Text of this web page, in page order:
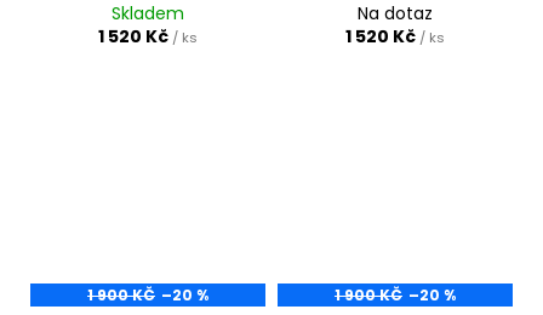
Skladem
1 520 Kč / ks
Na dotaz
1 520 Kč / ks
1 900 KČ –20 % 1 900 KČ –20 %